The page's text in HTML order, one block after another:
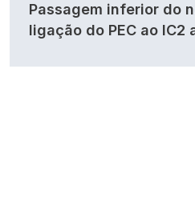
Passagem inferior do
ligação do PEC ao IC2